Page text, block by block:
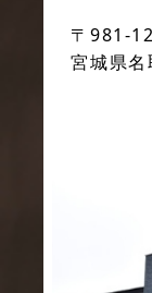
〒981-
宮城県